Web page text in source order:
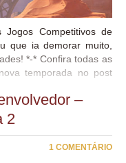
Competitivos de
que ia demorar muito,
*-* Confira todas as
temporada no post
–
2
1 COMENTÁRIO